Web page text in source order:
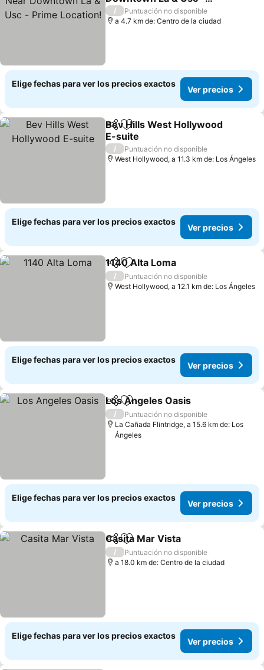
Prime Location!
/
Puntuación no disponible
a 4.7 km de: Centro de la ciudad
Elige fechas para ver los precios exactos
Ver precios
CompartirAgregar a favoritos
Bev Hills West Hollywood
E-suite
/
Puntuación no disponible
West Hollywood, a 11.3 km de: Los Ángeles
Elige fechas para ver los precios exactos
Ver precios
CompartirAgregar a favoritos
1140 Alta Loma
/
Puntuación no disponible
West Hollywood, a 12.1 km de: Los Ángeles
Elige fechas para ver los precios exactos
Ver precios
CompartirAgregar a favoritos
Los Angeles Oasis
/
Puntuación no disponible
La Cañada Flintridge, a 15.6 km de: Los
Ángeles
Elige fechas para ver los precios exactos
Ver precios
CompartirAgregar a favoritos
Casita Mar Vista
/
Puntuación no disponible
a 18.0 km de: Centro de la ciudad
Elige fechas para ver los precios exactos
Ver precios